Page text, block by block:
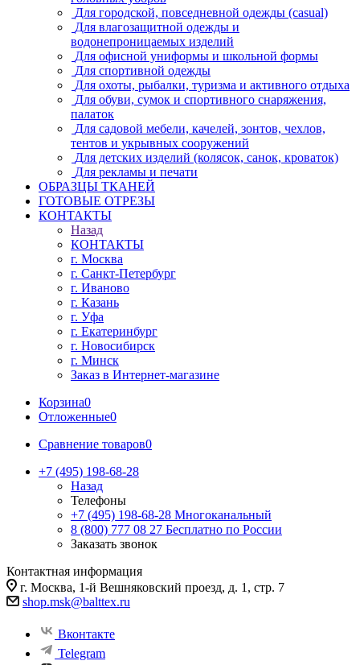
Для городской, повседневной одежды (casual)
Для влагозащитной одежды и
водонепроницаемых изделий
Для офисной униформы и школьной формы
Для спортивной одежды
Для охоты, рыбалки, туризма и активного отдыха
Для обуви, сумок и спортивного снаряжения,
палаток
Для садовой мебели, качелей, зонтов, чехлов,
тентов и укрывных сооружений
Для детских изделий (колясок, санок, кроваток)
Для рекламы и печати
ОБРАЗЦЫ ТКАНЕЙ
ГОТОВЫЕ ОТРЕЗЫ
КОНТАКТЫ
Назад
КОНТАКТЫ
г. Москва
г. Санкт-Петербург
г. Иваново
г. Казань
г. Уфа
г. Екатеринбург
г. Новосибирск
г. Минск
Заказ в Интернет-магазине
Корзина0
Отложенные0
Сравнение товаров0
+7 (495) 198-68-28
Назад
Телефоны
+7 (495) 198-68-28 Многоканальный
8 (800) 777 08 27 Бесплатно по России
Заказать звонок
Контактная информация
г. Москва, 1-й Вешняковский проезд, д. 1, стр. 7
shop.msk@balttex.ru
Вконтакте
Telegram